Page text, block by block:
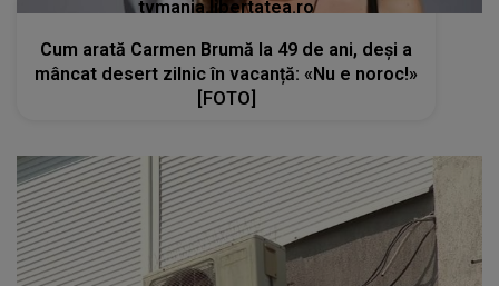
tvmania.libertatea.ro
Cum arată Carmen Brumă la 49 de ani, deși a
mâncat desert zilnic în vacanță: «Nu e noroc!»
[FOTO]